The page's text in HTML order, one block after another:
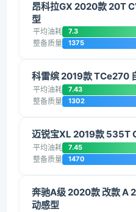
昂科拉GX 2020款 20T
型
平均油耗 7.3
整备质量 1375
科雷缤 2019款 TCe270
平均油耗 7.43
整备质量 1302
迈锐宝XL 2019款 535T
平均油耗 7.45
整备质量 1470
奔驰A级 2020款 改款 A
动感型